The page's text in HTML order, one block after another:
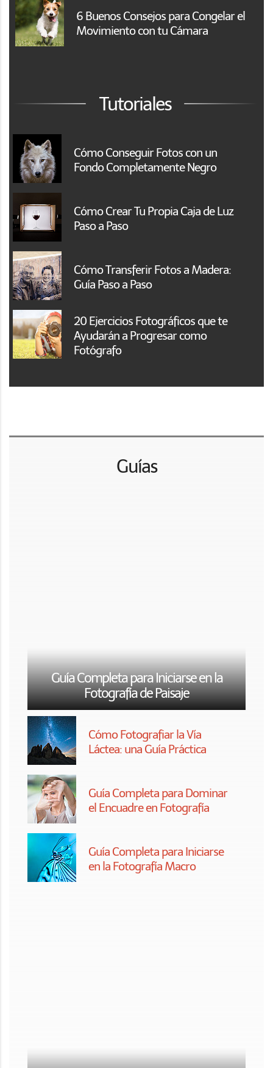
6 Buenos Consejos para Congelar el
Movimiento con tu Cámara
Tutoriales
Cómo Conseguir Fotos con un
Fondo Completamente Negro
Cómo Crear Tu Propia Caja de Luz
Paso a Paso
Cómo Transferir Fotos a Madera:
Guía Paso a Paso
20 Ejercicios Fotográficos que te
Ayudarán a Progresar como
Fotógrafo
Guías
Cómo Fotografiar la Vía
Láctea: una Guía Práctica
el Encuadre en Fotografía
en la Fotografía Macro
Básico de tu Equipo